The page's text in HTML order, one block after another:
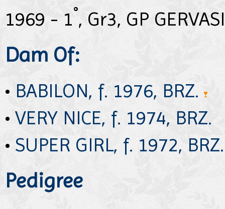
1969 - 1°, Gr3, GP
Dam Of:
• BABILON, f. 1976, BRZ.
• VERY NICE, f. 1974, BRZ.
• SUPER GIRL, f. 1972,
Pedigree